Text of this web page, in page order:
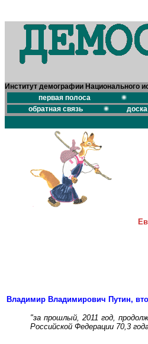
Институт демографии Национального
первая полоса
обратная связь
Владимир Владимирович Путин,
"за прошлый, 2011 год,
Российской Федерации 70,3